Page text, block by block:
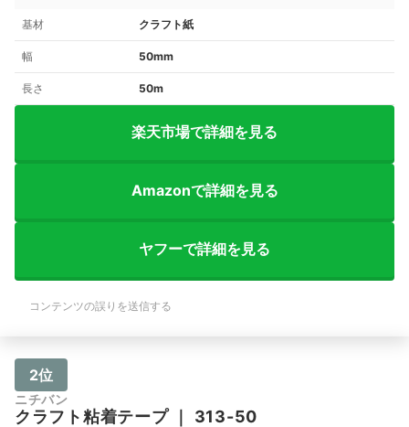
基材 クラフト紙
幅 50mm
長さ 50m
楽天市場で詳細を見る
Amazonで詳細を見る
ヤフーで詳細を見る
コンテンツの誤りを送信する
2位
ニチバン
クラフト粘着テープ｜ 313-50